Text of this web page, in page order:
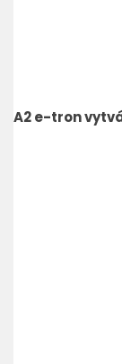
A2 e-tron